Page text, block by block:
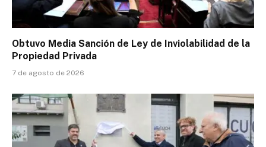
Obtuvo Media Sanción de Ley de Inviolabilidad de la
Propiedad Privada
7 de agosto de 2026